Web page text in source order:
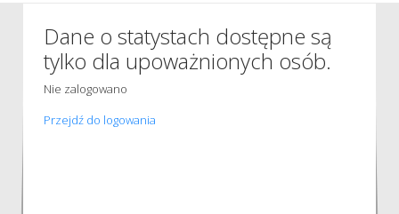
Dane o statystach dostępne są
tylko dla upoważnionych osób.
Nie zalogowano
Przejdź do logowania